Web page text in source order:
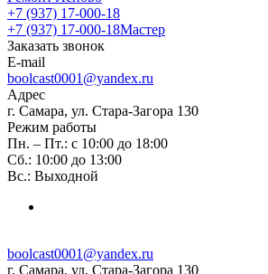
+7 (937) 17-000-18
+7 (937) 17-000-18Мастер
Заказать звонок
E-mail
boolcast0001@yandex.ru
Адрес
г. Самара, ул. Стара-Загора 130
Режим работы
Пн. – Пт.: с 10:00 до 18:00
Сб.: 10:00 до 13:00
Вс.: Выходной
boolcast0001@yandex.ru
г. Самара, ул. Стара-Загора 130